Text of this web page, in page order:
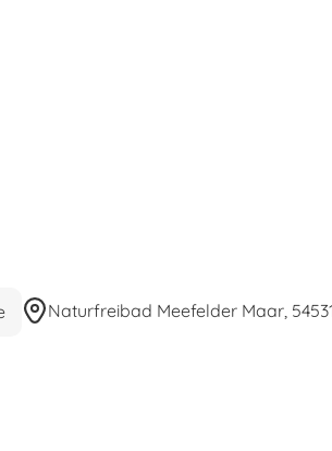
Naturfreibad Meefelder Maar,